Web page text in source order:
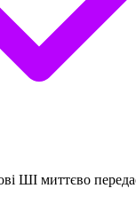
ШІ миттєво